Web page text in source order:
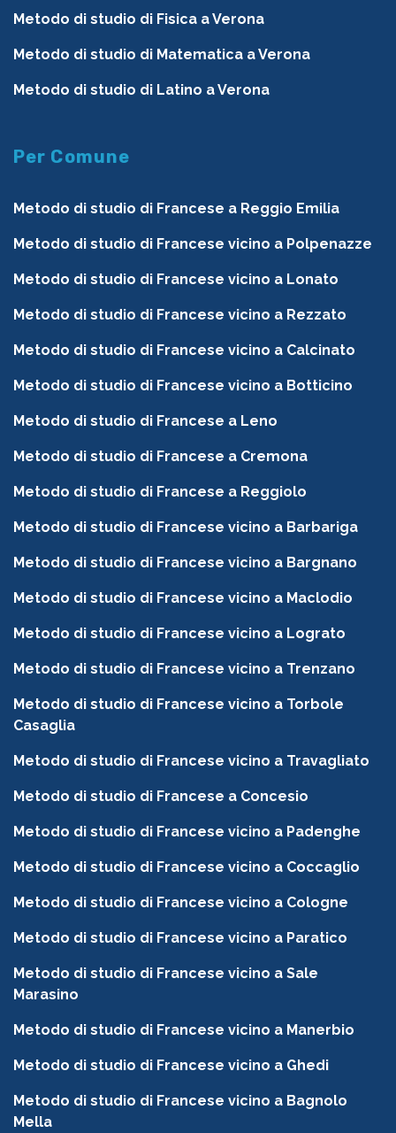
Metodo di studio di Fisica a Verona
Metodo di studio di Matematica a Verona
Metodo di studio di Latino a Verona
Per Comune
Metodo di studio di Francese a Reggio Emilia
Metodo di studio di Francese vicino a Polpenazze
Metodo di studio di Francese vicino a Lonato
Metodo di studio di Francese vicino a Rezzato
Metodo di studio di Francese vicino a Calcinato
Metodo di studio di Francese vicino a Botticino
Metodo di studio di Francese a Leno
Metodo di studio di Francese a Cremona
Metodo di studio di Francese a Reggiolo
Metodo di studio di Francese vicino a Barbariga
Metodo di studio di Francese vicino a Bargnano
Metodo di studio di Francese vicino a Maclodio
Metodo di studio di Francese vicino a Lograto
Metodo di studio di Francese vicino a Trenzano
Metodo di studio di Francese vicino a Torbole
Casaglia
Metodo di studio di Francese vicino a Travagliato
Metodo di studio di Francese a Concesio
Metodo di studio di Francese vicino a Padenghe
Metodo di studio di Francese vicino a Coccaglio
Metodo di studio di Francese vicino a Cologne
Metodo di studio di Francese vicino a Paratico
Metodo di studio di Francese vicino a Sale
Marasino
Metodo di studio di Francese vicino a Manerbio
Metodo di studio di Francese vicino a Ghedi
Metodo di studio di Francese vicino a Bagnolo
Mella